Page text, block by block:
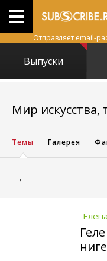
Отправляет email-
Выпуски
Мир искусства,
Темы Галерея
←
Елена